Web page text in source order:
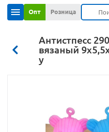
Опт Розница
Антистпесс
вязаный
у